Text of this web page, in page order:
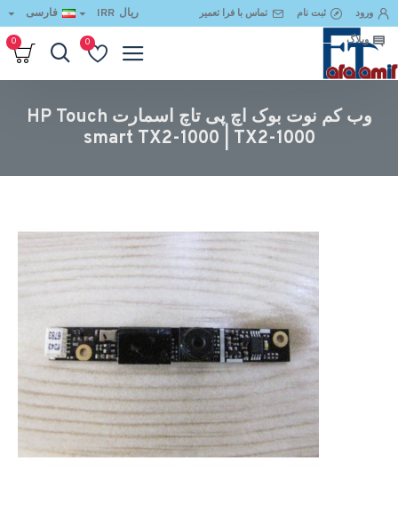
ورود ثبت نام تماس با فرا تعمیر
وبلاگ
ریال IRR فارسی
0
0
وب کم نوت بوک اچ پی تاچ اسمارت HP Touch
smart TX2-1000 | TX2-1000